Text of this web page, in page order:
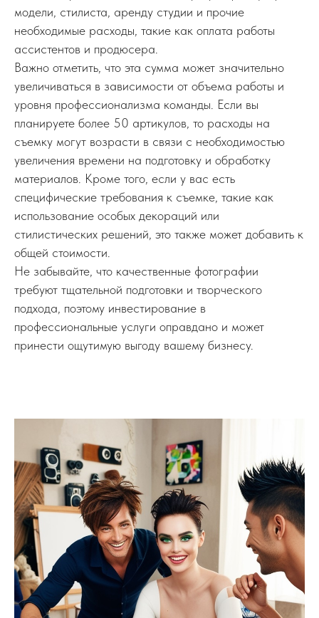
модели, стилиста, аренду студии и прочие
необходимые расходы, такие как оплата работы
ассистентов и продюсера.
Важно отметить, что эта сумма может значительно
увеличиваться в зависимости от объема работы и
уровня профессионализма команды. Если вы
планируете более 50 артикулов, то расходы на
съемку могут возрасти в связи с необходимостью
увеличения времени на подготовку и обработку
материалов. Кроме того, если у вас есть
специфические требования к съемке, такие как
использование особых декораций или
стилистических решений, это также может добавить к
общей стоимости.
Не забывайте, что качественные фотографии
требуют тщательной подготовки и творческого
подхода, поэтому инвестирование в
профессиональные услуги оправдано и может
принести ощутимую выгоду вашему бизнесу.